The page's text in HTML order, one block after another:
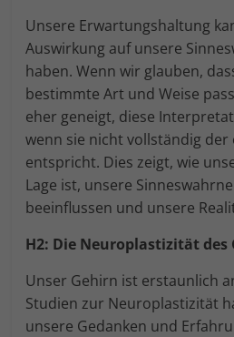
Unsere Erwartungshaltung
Auswirkung auf unsere
haben. Wenn wir glauben,
bestimmte Art und Weise
eher geneigt, diese
wenn sie nicht vollständig der
entspricht. Dies zeigt, wie
Lage ist, unsere
beeinflussen und unsere
H2: Die Neuroplastizität des
Unser Gehirn ist erstaunlich
Studien zur Neuroplastizität
unsere Gedanken und